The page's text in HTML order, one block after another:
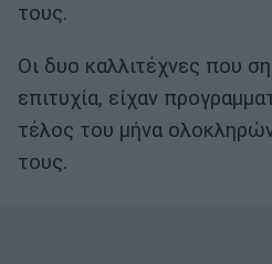
τους.
Οι δυο καλλιτέχνες που
επιτυχία, είχαν
τέλος του μήνα
τους.